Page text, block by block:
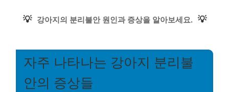
💡 강아지의 분리불안 원인과 증상을 알아보세요. 💡
자주 나타나는 강아지 분리불
안의 증상들